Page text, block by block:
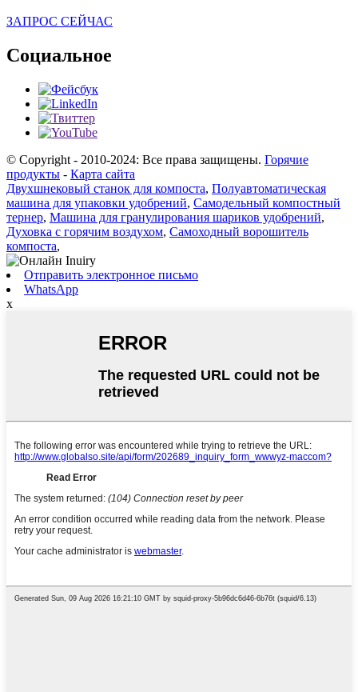
ЗАПРОС СЕЙЧАС
Социальное
© Copyright - 2010-2024: Все права защищены. Горячие
продукты - Карта сайта
Двухшнековый станок для компоста, Полуавтоматическая
машина для упаковки удобрений, Самодельный компостный
тернер, Машина для гранулирования шариков удобрений,
Духовка с горячим воздухом, Самоходный ворошитель
компоста,
Отправить электронное письмо
WhatsApp
x